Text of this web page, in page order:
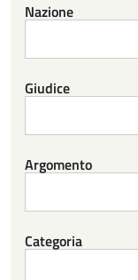
Nazione
Giudice
Argomento
Categoria